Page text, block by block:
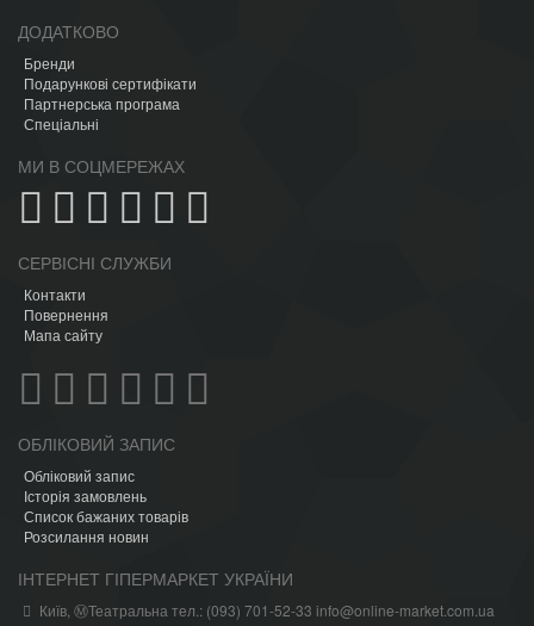
ДОДАТКОВО
Бренди
Подарункові сертифікати
Партнерська програма
Спеціальні
МИ В СОЦМЕРЕЖАХ
СЕРВІСНІ СЛУЖБИ
Контакти
Повернення
Мапа сайту
ОБЛІКОВИЙ ЗАПИС
Обліковий запис
Історія замовлень
Список бажаних товарів
Розсилання новин
ІНТЕРНЕТ ГІПЕРМАРКЕТ УКРАЇНИ
Київ, ⓂТеатральна тел.: (093) 701-52-33 info@online-market.com.ua